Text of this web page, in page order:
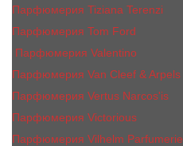
Парфюмерия Tiziana Terenzi
Парфюмерия Tom Ford
Парфюмерия Valentino
Парфюмерия Van Cleef & Arpels
Парфюмерия Vertus Narcos'is
Парфюмерия Victorious
Парфюмерия Vilhelm Parfumerie